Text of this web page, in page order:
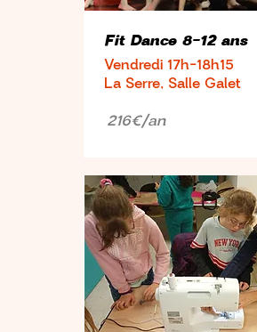
Fit Dance 8-12 ans
Vendredi 17h-18h15
La Serre, Salle Galet
216€/an